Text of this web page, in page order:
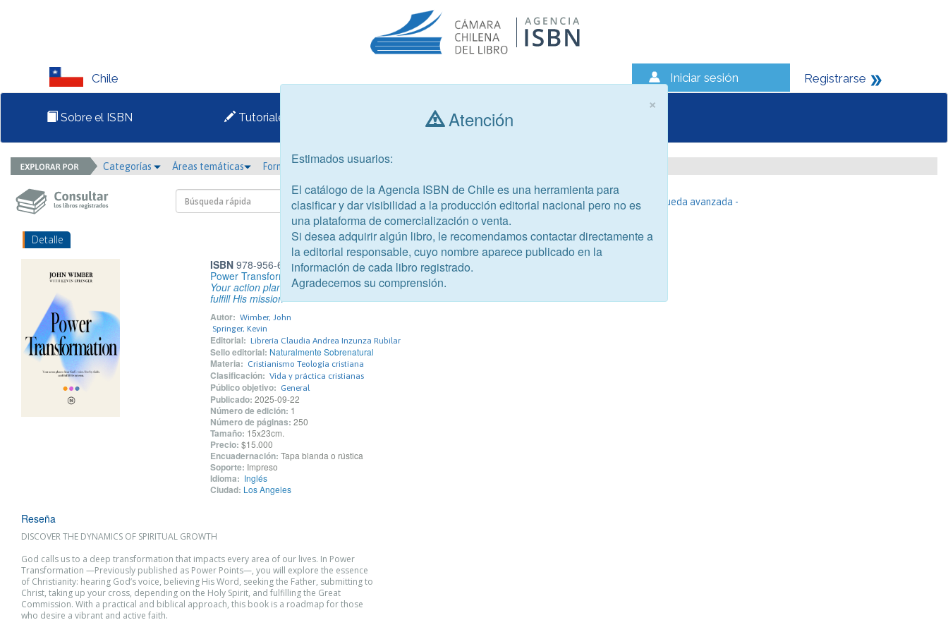
Chile Iniciar sesión Registrarse
Sobre el ISBN Tutoriales Consultar libros
Categorías Áreas temáticas Formato Año de publicación
- Búsqueda avanzada -
Detalle
ISBN978-956-6460-05-3
Power Transformation
Your action plan to hear God’s voice, live by faith, and
fulfill His mission
Autor: Wimber, John
Springer, Kevin
Editorial: Librería Claudia Andrea Inzunza Rubilar
Sello editorial: Naturalmente Sobrenatural
Materia: Cristianismo Teología cristiana
Clasificación: Vida y práctica cristianas
Público objetivo: General
Publicado: 2025-09-22
Número de edición: 1
Número de páginas: 250
Tamaño: 15x23cm.
Precio: $15.000
Encuadernación: Tapa blanda o rústica
Soporte: Impreso
Idioma: Inglés
Ciudad: Los Angeles
Reseña
DISCOVER THE DYNAMICS OF SPIRITUAL GROWTH
God calls us to a deep transformation that impacts every area of our lives. In Power
Transformation —Previously published as Power Points—, you will explore the essence
of Christianity: hearing God’s voice, believing His Word, seeking the Father, submitting to
Christ, taking up your cross, depending on the Holy Spirit, and fulfilling the Great
Commission. With a practical and biblical approach, this book is a roadmap for those
who desire a vibrant and active faith.
×
Atención
Estimados usuarios:
El catálogo de la Agencia ISBN de Chile es una herramienta para
clasificar y dar visibilidad a la producción editorial nacional pero no es
una plataforma de comercialización o venta.
Si desea adquirir algún libro, le recomendamos contactar directamente a
la editorial responsable, cuyo nombre aparece publicado en la
información de cada libro registrado.
Agradecemos su comprensión.